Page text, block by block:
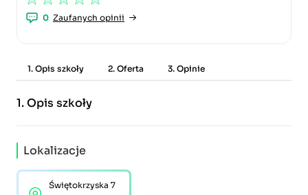
0 Zaufanych opinii
1. Opis szkoły 2. Oferta 3. Opinie
1.Opis szkoły
Lokalizacje
Świętokrzyska 7